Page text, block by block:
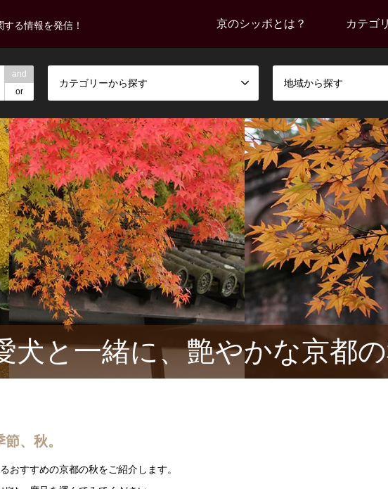
る情報を発信！ 京のシッポとは？ カテゴ
and
or
カテゴリーから探す 地域から探す
犬と一緒に、艶やかな京都
、秋。
おすすめの京都の秋をご紹介します。